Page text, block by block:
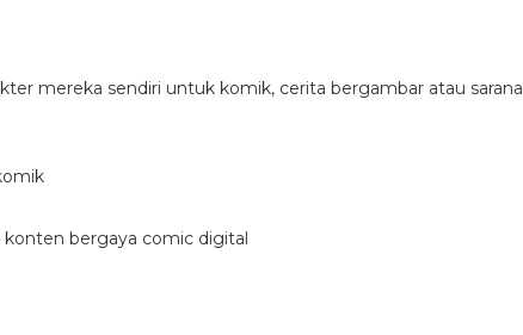
mereka sendiri untuk komik, cerita bergambar atau sarana
bergaya comic digital